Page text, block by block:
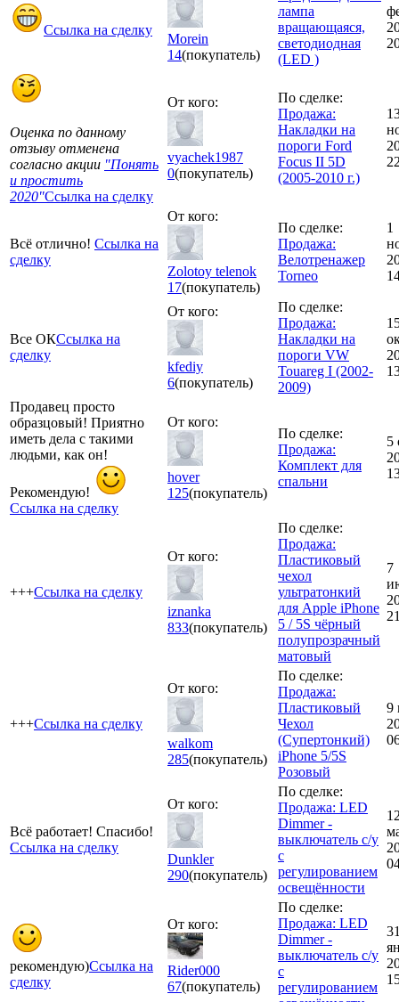
Ссылка на сделку
Morein
14(покупатель)
лампа
вращающаяся,
светодиодная
(LED )
Оценка по данному
отзыву отменена
согласно акции "Понять
и простить
2020"Ссылка на сделку
От кого:
vyachek1987
0(покупатель)
По сделке:
Продажа:
Накладки на
пороги Ford
Focus II 5D
(2005-2010 г.)
Всё отлично! Ссылка на
сделку
От кого:
Zolotoy telenok
17(покупатель)
По сделке:
Продажа:
Велотренажер
Torneo
1
Все ОКСсылка на
сделку
От кого:
kfediy
6(покупатель)
По сделке:
Продажа:
Накладки на
пороги VW
Touareg I (2002-
2009)
Продавец просто
образцовый! Приятно
иметь дела с такими
людьми, как он!
Рекомендую!
Ссылка на сделку
От кого:
hover
125(покупатель)
По сделке:
Продажа:
Комплект для
спальни
5
+++Ссылка на сделку
От кого:
iznanka
833(покупатель)
По сделке:
Продажа:
Пластиковый
чехол
ультратонкий
для Apple iPhone
5 / 5S чёрный
полупрозрачный
матовый
7
+++Ссылка на сделку
От кого:
walkom
285(покупатель)
По сделке:
Продажа:
Пластиковый
Чехол
(Супертонкий)
iPhone 5/5S
Розовый
9
Всё работает! Спасибо!
Ссылка на сделку
От кого:
Dunkler
290(покупатель)
По сделке:
Продажа: LED
Dimmer -
выключатель с/у
с
регулированием
освещённости
рекомендую)Ссылка на
сделку
От кого:
Rider000
67(покупатель)
По сделке:
Продажа: LED
Dimmer -
выключатель с/у
с
регулированием